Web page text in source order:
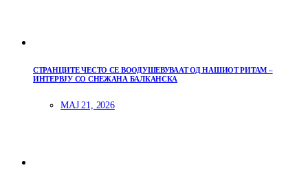
СТРАНЦИТЕ ЧЕСТО СЕ ВООДУШЕВУВААТ ОД НАШИОТ РИТАМ –
ИНТЕРВЈУ СО СНЕЖАНА БАЛКАНСКА
МАЈ 21, 2026